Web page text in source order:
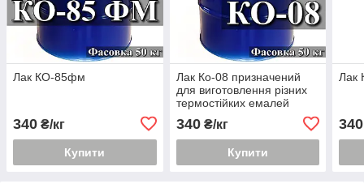
Лак КО-85фм
340 ₴/кг
Купити
Лак Ко-08 призначений
для виготовлення різних
термостійких емалей
340₴/кг
Купити
Лак
340